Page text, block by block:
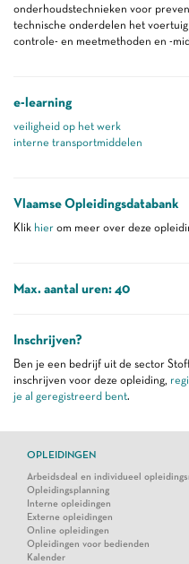
onderhoudstechnieken voor
technische onderdelen het voertuig
controle- en meetmethoden en -
e-learning
veiligheid op het werk
interne transportmiddelen
Vlaamse Opleidingsdatabank
Klik hier om meer over deze
Max. aantal uren: 40
Inschrijven?
Ben je een bedrijf uit de sector
inschrijven voor deze opleiding,
je al geregistreerd bent.
OPLEIDINGEN
Arbeidsdeal en individueel
Opleidingsplanning
Interne opleidingen
Externe opleidingen
Online opleidingen
Opleidingen voor bedienden
Kalender